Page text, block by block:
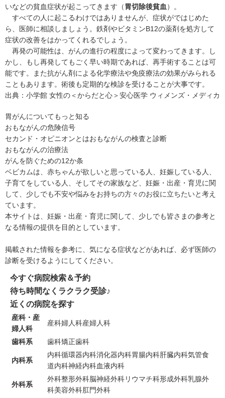
いなどの貧血症状が起こってきます（ 胃切除後貧血 ）。
すべての人に起こるわけではありませんが、症状がではじめた
ら、医師に相談しましょう。鉄剤やビタミンB12の薬剤を処方して
症状の改善をはかってくれるでしょう。
再発の可能性は、がんの進行の程度によって変わってきます。し
かし、もし再発してもごく早い時期であれば、再手術することは可
能です。また抗がん剤による化学療法や免疫療法の効果がみられる
こともあります。術後も定期的な検診を受けることが大事です。
出典： 小学館 女性の＜からだと心＞安心医学 ウィメンズ・メディカ
胃がんについてもっと知る
おもながんの危険信号
セカンド・オピニオンとはおもながんの検査と診断
おもながんの治療法
がんを防ぐための12か条
ベビカムは、赤ちゃんが欲しいと思っている人、妊娠している人、
子育てをしている人、そしてその家族など、妊娠・出産・育児に関
して、少しでも不安や悩みをお持ちの方々のお役に立ちたいと考え
ています。
本サイトは、妊娠・出産・育児に関して、少しでも皆さまの参考と
なる情報の提供を目的としています。
掲載された情報を参考に、気になる症状などがあれば、必ず医師の
診断を受けるようにしてください。
今すぐ病院検索＆予約
待ち時間なくラクラク受診♪
近くの病院を探す
産科・産
婦人科
産科婦人科産婦人科
歯科系 歯科矯正歯科
内科系
内科循環器内科消化器内科胃腸内科肝臓内科気管食
道内科神経内科血液内科
外科系
外科整形外科脳神経外科リウマチ科形成外科乳腺外
科美容外科肛門外科